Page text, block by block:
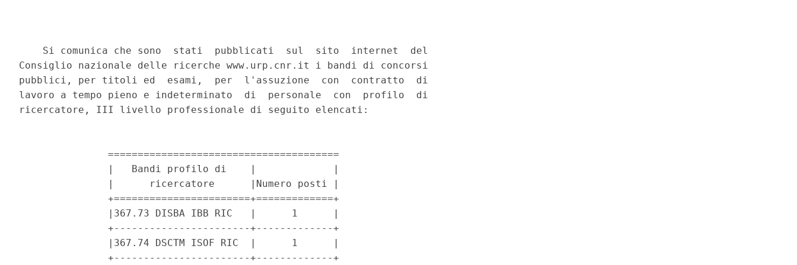
    Si comunica che sono  stati  pubblicati  sul  sito  internet  del
Consiglio nazionale delle ricerche www.urp.cnr.it i bandi di concorsi
pubblici, per titoli ed  esami,  per  l'assuzione  con  contratto  di
lavoro a tempo pieno e indeterminato  di  personale  con  profilo  di
ricercatore, III livello professionale di seguito elencati:
               =======================================
               |   Bandi profilo di    |             |
               |      ricercatore      |Numero posti |
               +=======================+=============+
               |367.73 DISBA IBB RIC   |      1      |
               +-----------------------+-------------+
               |367.74 DSCTM ISOF RIC  |      1      |
               +-----------------------+-------------+